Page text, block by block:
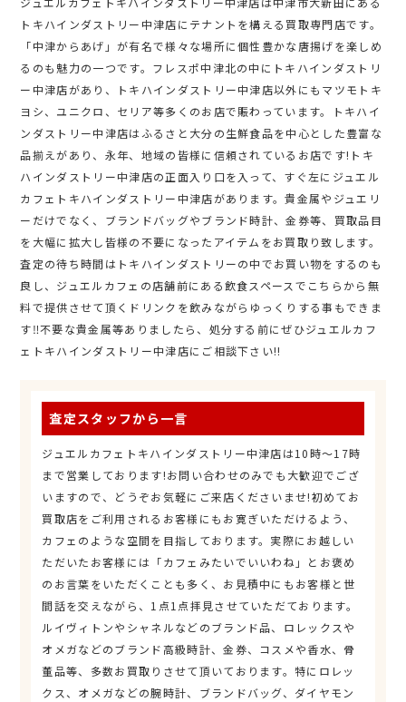
トキハインダストリー中津店にテナントを構える買取専門店です。
「中津からあげ」が有名で様々な場所に個性豊かな唐揚げを楽しめ
るのも魅力の一つです。フレスポ中津北の中にトキハインダストリ
ー中津店があり、トキハインダストリー中津店以外にもマツモトキ
ヨシ、ユニクロ、セリア等多くのお店で賑わっています。トキハイ
ンダストリー中津店はふるさと大分の生鮮食品を中心とした豊富な
品揃えがあり、永年、地域の皆様に信頼されているお店です!トキ
ハインダストリー中津店の正面入り口を入って、すぐ左にジュエル
カフェトキハインダストリー中津店があります。貴金属やジュエリ
ーだけでなく、ブランドバッグやブランド時計、金券等、買取品目
を大幅に拡大し皆様の不要になったアイテムをお買取り致します。
査定の待ち時間はトキハインダストリーの中でお買い物をするのも
良し、ジュエルカフェの店舗前にある飲食スペースでこちらから無
料で提供させて頂くドリンクを飲みながらゆっくりする事もできま
す‼不要な貴金属等ありましたら、処分する前にぜひジュエルカフ
ェトキハインダストリー中津店にご相談下さい!!
査定スタッフから一言
ジュエルカフェトキハインダストリー中津店は10時～17時
まで営業しております!お問い合わせのみでも大歓迎でござ
いますので、どうぞお気軽にご来店くださいませ!初めてお
買取店をご利用されるお客様にもお寛ぎいただけるよう、
カフェのような空間を目指しております。実際にお越しい
ただいたお客様には「カフェみたいでいいわね」とお褒め
のお言葉をいただくことも多く、お見積中にもお客様と世
間話を交えながら、1点1点拝見させていただております。
ルイヴィトンやシャネルなどのブランド品、ロレックスや
オメガなどのブランド高級時計、金券、コスメや香水、骨
董品等、多数お買取りさせて頂いております。特にロレッ
クス、オメガなどの腕時計、ブランドバッグ、ダイヤモン